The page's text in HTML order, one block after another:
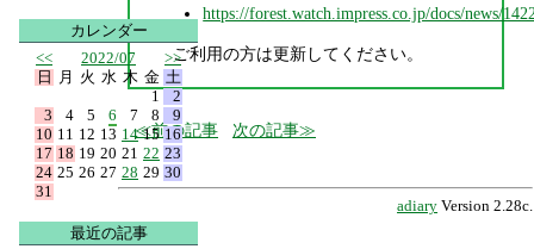
https://forest.watch.impress.co.jp/docs/news/
ご利用の方は更新してください。
前の記事 次の記事
adiary Version 2.28c.
カレンダー
<<
2022/07
>>
日
月 火 水 木 金 土
1
2
3
4 5 6 7 8
9
10 11 12 13 14 15 16
17 18 19 20 21 22 23
24 25 26 27 28 29 30
31
最近の記事